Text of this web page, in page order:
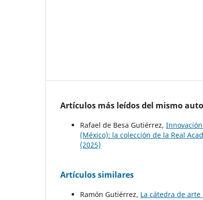
Artículos más leídos del mismo
Rafael de Besa Gutiérrez,
(México): la colección de la Real
(2025)
Artículos similares
Ramón Gutiérrez, La cátedra de